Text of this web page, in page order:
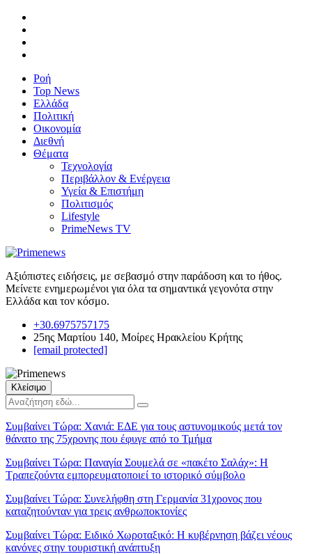
Ροή
Top News
Ελλάδα
Πολιτική
Οικονομία
Διεθνή
Θέματα
Τεχνολογία
Περιβάλλον & Ενέργεια
Υγεία & Επιστήμη
Πολιτισμός
Lifestyle
PrimeNews TV
Αξιόπιστες ειδήσεις, με σεβασμό στην παράδοση και το ήθος.
Μείνετε ενημερωμένοι για όλα τα σημαντικά γεγονότα στην
Ελλάδα και τον κόσμο.
+30.6975757175
25ης Μαρτίου 140, Μοίρες Ηρακλείου Κρήτης
[email protected]
Κλείσιμο
Συμβαίνει Τώρα: Χανιά: ΕΔΕ για τους αστυνομικούς μετά τον
θάνατο της 75χρονης που έφυγε από το Τμήμα
Συμβαίνει Τώρα: Παναγία Σουμελά σε «πακέτο Σαλάχ»: Η
Τραπεζούντα εμπορευματοποιεί το ιστορικό σύμβολο
Συμβαίνει Τώρα: Συνελήφθη στη Γερμανία 31χρονος που
καταζητούνταν για τρεις ανθρωποκτονίες
Συμβαίνει Τώρα: Ειδικό Χωροταξικό: Η κυβέρνηση βάζει νέους
κανόνες στην τουριστική ανάπτυξη